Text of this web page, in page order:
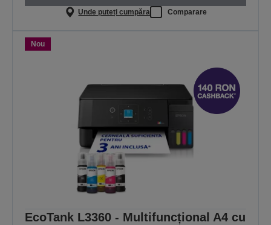
Unde puteți cumpăra Comparare
Nou
EcoTank L3360 - Multifuncțional A4 cu